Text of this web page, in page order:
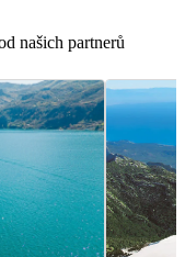
našich partnerů